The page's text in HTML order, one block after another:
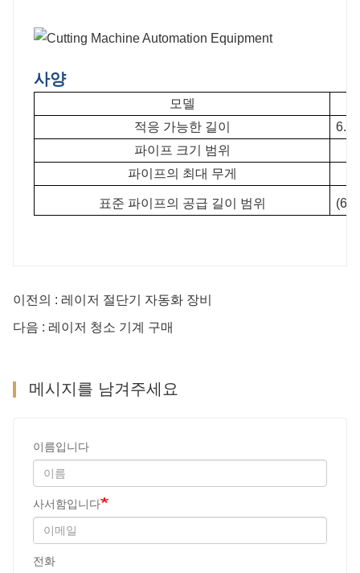
사양
모델
적응 가능한 길이
파이프 크기 범위
파이프의 최대 무게
표준 파이프의 공급 길이 범위
이전의 : 레이저 절단기 자동화 장비
다음 : 레이저 청소 기계 구매
메시지를 남겨주세요
이름입니다
사서함입니다
전화